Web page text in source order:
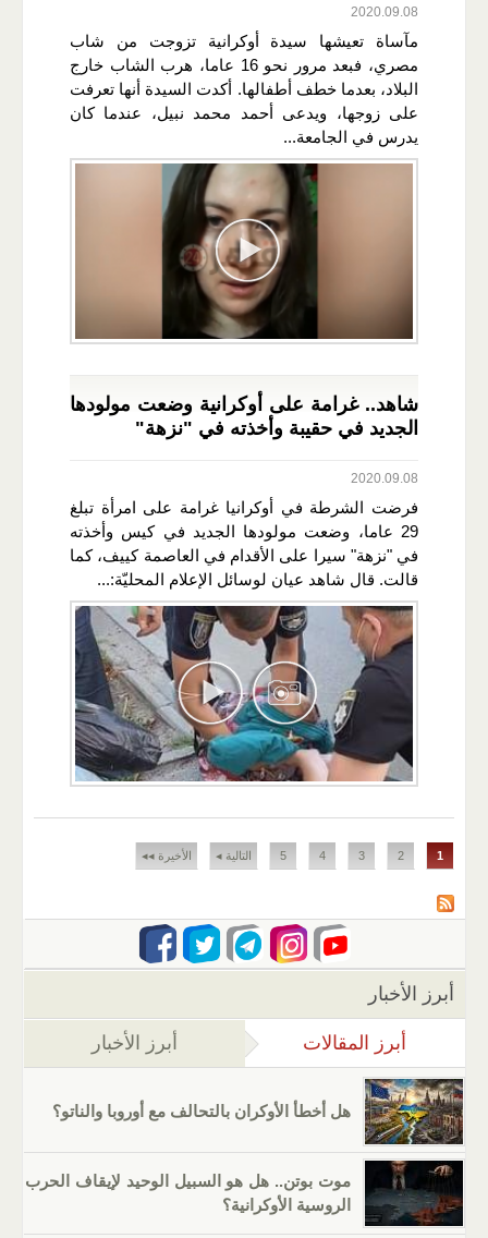
2020.09.08
مآساة تعيشها سيدة أوكرانية تزوجت من شاب
مصري، فبعد مرور نحو 16 عاما، هرب الشاب خارج
البلاد، بعدما خطف أطفالها. أكدت السيدة أنها تعرفت
على زوجها، ويدعى أحمد محمد نبيل، عندما كان
يدرس في الجامعة...
شاهد.. غرامة على أوكرانية وضعت مولودها
الجديد في حقيبة وأخذته في "نزهة"
2020.09.08
فرضت الشرطة في أوكرانيا غرامة على امرأة تبلغ
29 عاما، وضعت مولودها الجديد في كيس وأخذته
في "نزهة" سيرا على الأقدام في العاصمة كييف، كما
قالت. قال شاهد عيان لوسائل الإعلام المحليّة:...
الصفحات
1
2
3
4
5 التالية ◂ الأخيرة ◂◂
أبرز الأخبار
أبرز المقالات (علامة التبويب النشطة)
أبرز الأخبار
هل أخطأ الأوكران بالتحالف مع أوروبا والناتو؟
موت بوتن.. هل هو السبيل الوحيد لإيقاف الحرب
الروسية الأوكرانية؟